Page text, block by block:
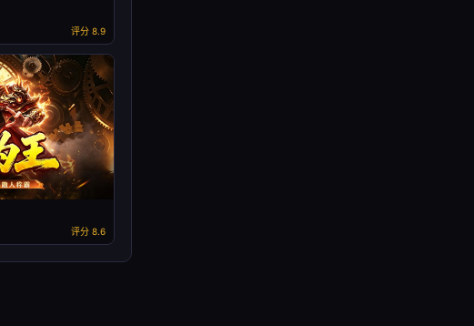
评分 8.9
评分 8.6